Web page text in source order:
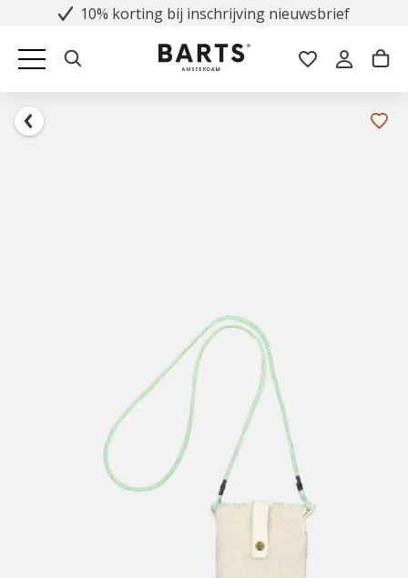
10% korting bij inschrijving nieuwsbrief